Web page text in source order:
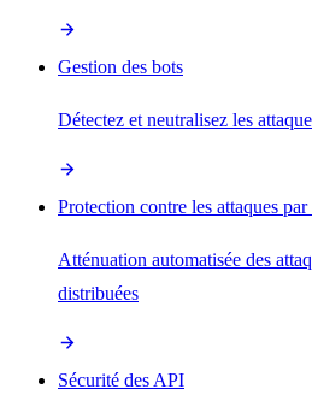
Gestion des bots
Détectez et neutralisez les
Protection contre les attaques
Atténuation automatisée des
distribuées
Sécurité des API